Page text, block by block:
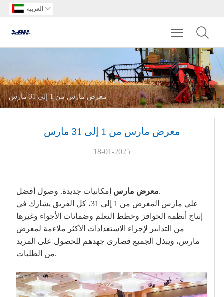
العربية 
Toggle
معرض مارس من 1 إلى 31 مارس
معرض مارس من 1 إلى 31 مارس
18-01-2025
معرض مارسإمكانيات جديدة. وصول أفضل.
علي مارس المعرض من 1 إلى 31، كل الفريق يشارك في
إنتاج أنظمة الحوافز وخطط التعلم وضمانات الأجواء وغيرها
من التدابير لإجراء الاستعدادات الأكثر ملاءمة لمعرض
مارس، ويبذل الجميع قصارى جهدهم للحصول على المزيد
من الطلبات.